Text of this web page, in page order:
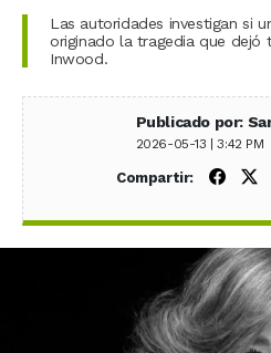
Las autoridades investigan si
originado la tragedia que dejó
Inwood.
Publicado por:
2026-05-13 | 3:42 PM
Compartir: